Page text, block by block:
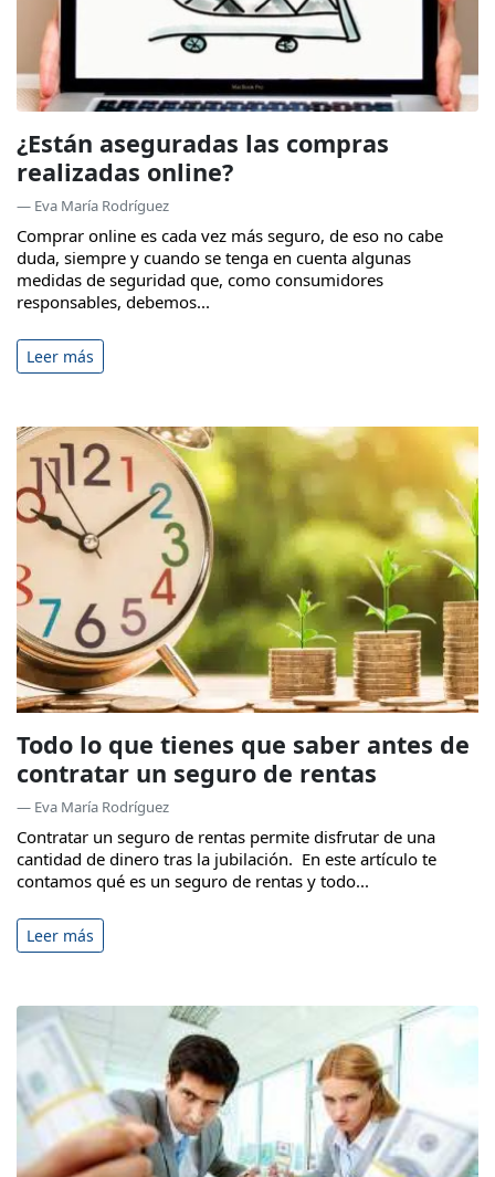
¿Están aseguradas las compras
realizadas online?
— Eva María Rodríguez
Comprar online es cada vez más seguro, de eso no cabe
duda, siempre y cuando se tenga en cuenta algunas
medidas de seguridad que, como consumidores
responsables, debemos...
Leer más
Todo lo que tienes que saber antes de
contratar un seguro de rentas
— Eva María Rodríguez
Contratar un seguro de rentas permite disfrutar de una
cantidad de dinero tras la jubilación. En este artículo te
contamos qué es un seguro de rentas y todo...
Leer más